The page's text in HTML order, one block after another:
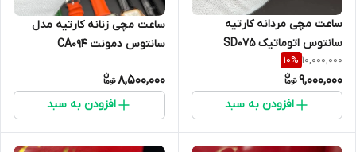
ساعت مچی مردانه کارتیه
سانتوس اتوماتیک SD07۵
10,000,000
10%
9,000,000
افزودن به سبد
ساعت مچی زنانه کارتیه مدل
سانتوس دمونت CA094
8,500,000
افزودن به سبد